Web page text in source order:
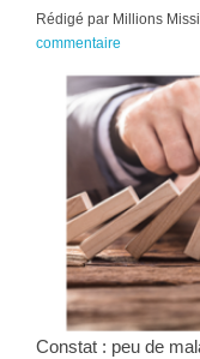
Rédigé par Millions
commentaire
Constat : peu de